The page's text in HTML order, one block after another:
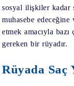
sosyal ilişkiler kadar
muhasebe edeceğine
etmek amacıyla bazı
gereken bir rüyadır.
Rüyada Saç